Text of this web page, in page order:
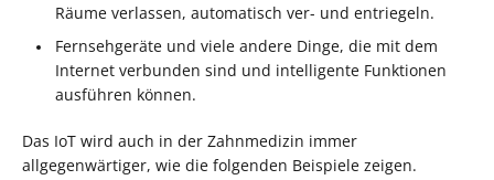
Räume verlassen, automatisch ver- und entriegeln.
Fernsehgeräte und viele andere Dinge, die mit dem
Internet verbunden sind und intelligente Funktionen
ausführen können.
Das IoT wird auch in der Zahnmedizin immer
allgegenwärtiger, wie die folgenden Beispiele zeigen.